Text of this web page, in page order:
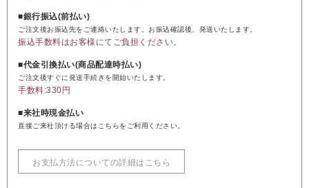
■銀行振込(前払い)
ご注文後お振込先をご連絡いたします。お振込確認後、発送いたします。
振込手数料はお客様にてご負担ください。
■代金引換払い(商品配達時払い)
ご注文後すぐに発送手続きを開始いたします。
手数料:330円
■来社時現金払い
直接ご来社頂ける場合はこちらをご利用ください。
お支払方法についての詳細はこちら